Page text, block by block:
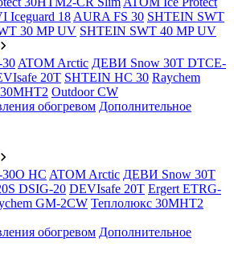
Iceguard 18 AURA FS 30 SHTEIN SWT
30 MP UV SHTEIN SWT 40 MP UV
ATOM Arctic ДЕВИ Snow 30T DTCE-
20T SHTEIN HC 30 Raychem
30МНТ2 Outdoor CW
обогревом Дополнительное
HC ATOM Arctic ДЕВИ Snow 30T
DSIG-20 DEVIsafe 20T Ergert ETRG-
GM-2CW Теплолюкс 30МНТ2
обогревом Дополнительное